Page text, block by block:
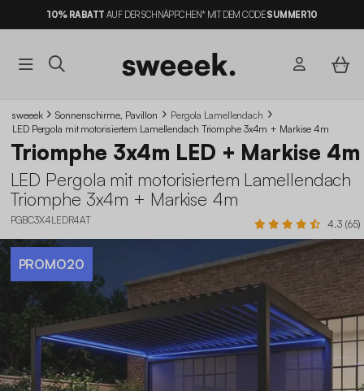
10% RABATT AUF DER SCHNÄPPCHEN* MIT DEM CODESUMMER10
sweeek Sonnenschirme, Pavillon
Pergola Lamellendach
LED Pergola mit motorisiertem Lamellendach Triomphe 3x4m + Markise 4m
Triomphe 3x4m LED + Markise 4m
LED Pergola mit motorisiertem Lamellendach
Triomphe 3x4m + Markise 4m
PGBC3X4LEDR4AT 4.3 (65)
PROMO20